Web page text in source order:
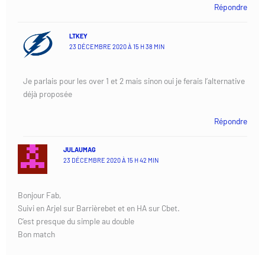
Répondre
LTKEY
23 DÉCEMBRE 2020 À 15 H 38 MIN
Je parlais pour les over 1 et 2 mais sinon oui je ferais l’alternative
déjà proposée
Répondre
JULAUMAG
23 DÉCEMBRE 2020 À 15 H 42 MIN
Bonjour Fab,
Suivi en Arjel sur Barrièrebet et en HA sur Cbet.
C’est presque du simple au double
Bon match